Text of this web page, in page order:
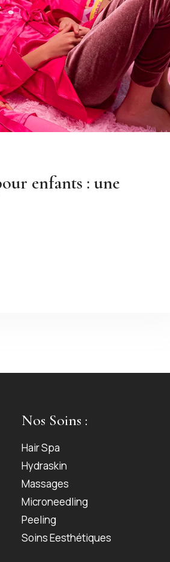
enfants : une
Nos Soins :
Hair Spa
Hydraskin
Massages
Microneedling
Peeling
Soins Eesthétiques